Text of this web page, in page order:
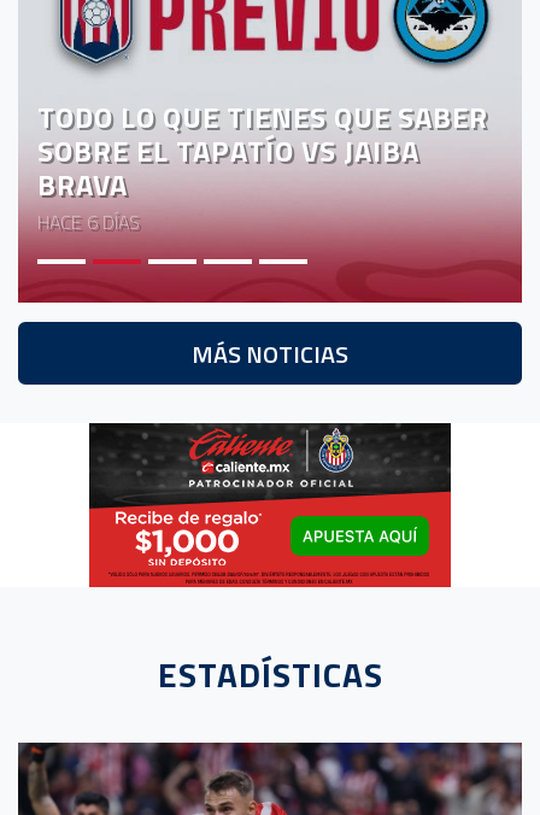
EVENTOS
DEPORTIVOS
REBAÑO
CHIVAS
TIENDA
CHIVAS
CHIVASTV
AKRON
ESTADIO
AKRON
TODO LO QUE TIENES QUE SABER
SOBRE EL TAPATÍO VS JAIBA
BRAVA
HACE 6 DÍAS
MÁS NOTICIAS
ESTADÍSTICAS